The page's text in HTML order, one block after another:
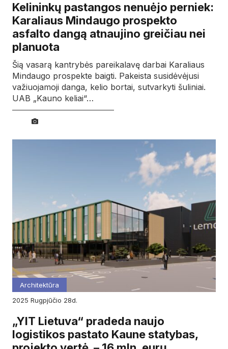
Kelininkų pastangos nenuėjo perniek:
Karaliaus Mindaugo prospekto
asfalto dangą atnaujino greičiau nei
planuota
Šią vasarą kantrybės pareikalavę darbai Karaliaus
Mindaugo prospekte baigti. Pakeista susidėvėjusi
važiuojamoji danga, kelio bortai, sutvarkyti šuliniai.
UAB „Kauno keliai“…
Architektūra
2025
rugpjūčio 28d.
„YIT Lietuva“ pradeda naujo
logistikos pastato Kaune statybas,